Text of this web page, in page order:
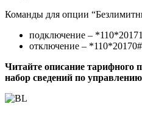
Команды для опции
подключение –
отключение –
Читайте описание тарифного
набор сведений по